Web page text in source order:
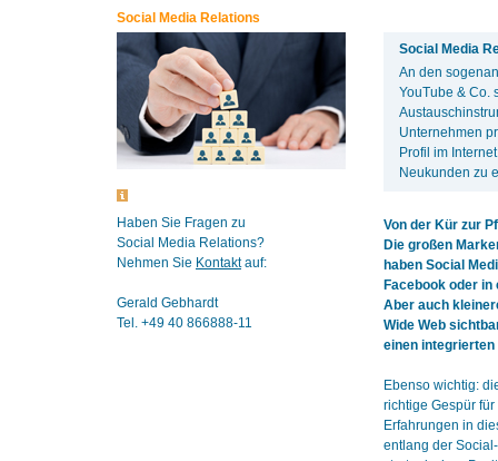
Social Media Relations
Haben Sie Fragen zu
Social Media Relations?
Nehmen Sie Kontaktauf:
Gerald Gebhardt
Tel. +49 40 866888-11
Social Media
An den
YouTube & Co.
Unternehmen
Profil im
Neukunden zu
Von der Kür zur
Die großen
haben Social
Facebook oder
Aber auch
Wide Web
einen
Ebenso wichtig:
richtige Gespür
Erfahrungen in
entlang der